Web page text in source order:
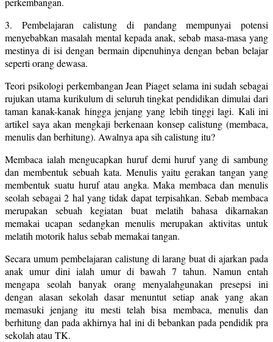
3. Pembelajaran calistung di pandang mempunyai potensi
menyebabkan masalah mental kepada anak, sebab masa-masa yang
mestinya di isi dengan bermain dipenuhinya dengan beban belajar
seperti orang dewasa.
Teori psikologi perkembangan Jean Piaget selama ini sudah sebagai
rujukan utama kurikulum di seluruh tingkat pendidikan dimulai dari
taman kanak-kanak hingga jenjang yang lebih tinggi lagi. Kali ini
artikel saya akan mengkaji berkenaan konsep calistung (membaca,
menulis dan berhitung). Awalnya apa sih calistung itu?
Membaca ialah mengucapkan huruf demi huruf yang di sambung
dan membentuk sebuah kata. Menulis yaitu gerakan tangan yang
membentuk suatu huruf atau angka. Maka membaca dan menulis
seolah sebagai 2 hal yang tidak dapat terpisahkan. Sebab membaca
merupakan sebuah kegiatan buat melatih bahasa dikarnakan
memakai ucapan sedangkan menulis merupakan aktivitas untuk
melatih motorik halus sebab memakai tangan.
Secara umum pembelajaran calistung di larang buat di ajarkan pada
anak umur dini ialah umur di bawah 7 tahun. Namun entah
mengapa seolah banyak orang menyalahgunakan presepsi ini
dengan alasan sekolah dasar menuntut setiap anak yang akan
memasuki jenjang itu mesti telah bisa membaca, menulis dan
berhitung dan pada akhirnya hal ini di bebankan pada pendidik pra
sekolah atau TK.